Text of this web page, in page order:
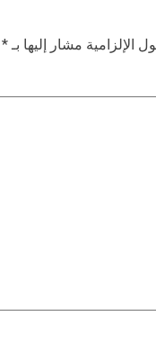
الإلزامية مشار إليها بـ*